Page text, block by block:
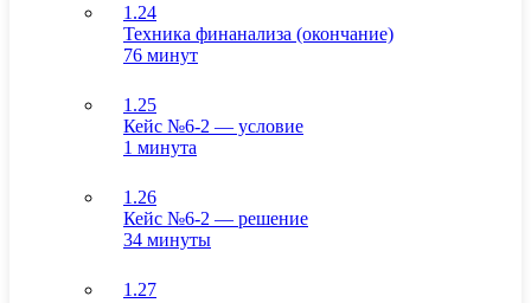
1.24
Техника финанализа (окончание)
76 минут
1.25
Кейс №6-2 — условие
1 минута
1.26
Кейс №6-2 — решение
34 минуты
1.27